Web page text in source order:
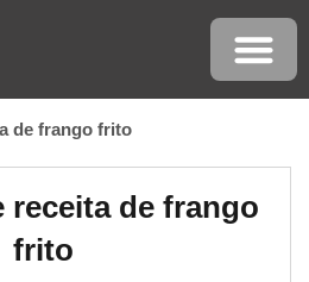
de frango frito
receita de frango
frito